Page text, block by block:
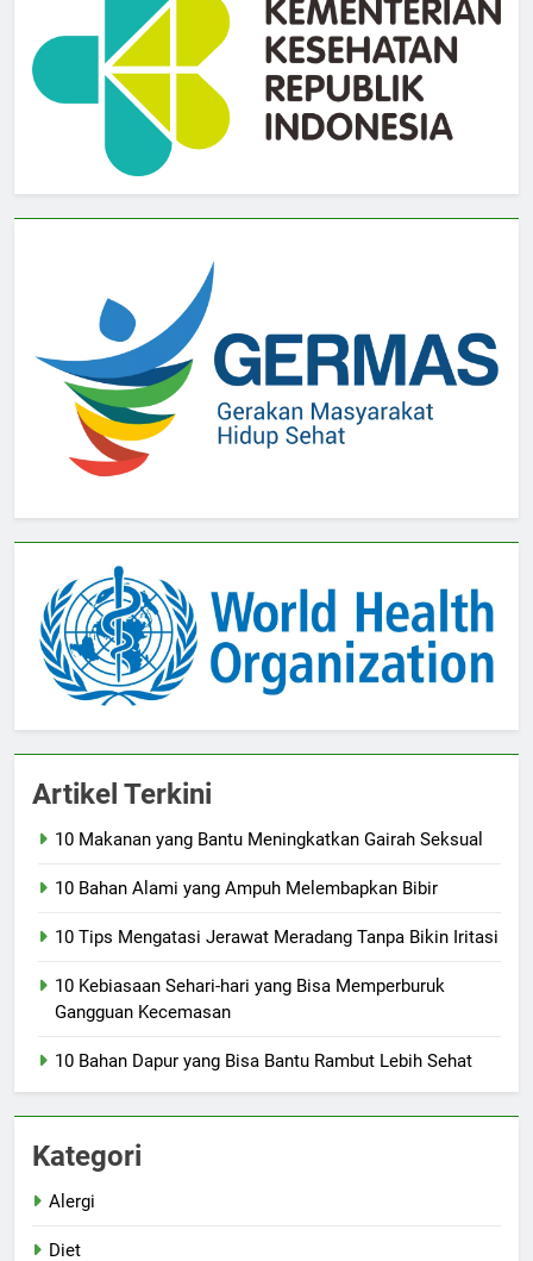
Artikel Terkini
10 Makanan yang Bantu Meningkatkan Gairah Seksual
10 Bahan Alami yang Ampuh Melembapkan Bibir
10 Tips Mengatasi Jerawat Meradang Tanpa Bikin Iritasi
10 Kebiasaan Sehari-hari yang Bisa Memperburuk
Gangguan Kecemasan
10 Bahan Dapur yang Bisa Bantu Rambut Lebih Sehat
Kategori
Alergi
Diet